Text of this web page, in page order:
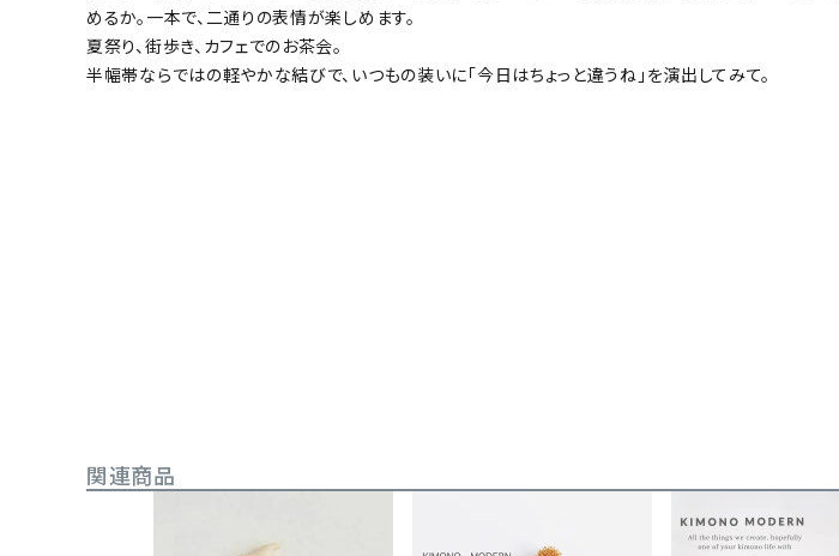
めるか。一本で、二通りの表情が楽しめます。
夏祭り、街歩き、カフェでのお茶会。
半幅帯ならではの軽やかな結びで、いつもの装いに「今日はちょっと違うね」を演出してみて。
関連商品